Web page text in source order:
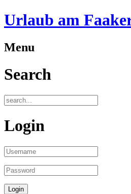
Urlaub am
Menu
Search
Login